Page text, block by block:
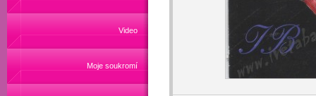
Video
Moje soukromí